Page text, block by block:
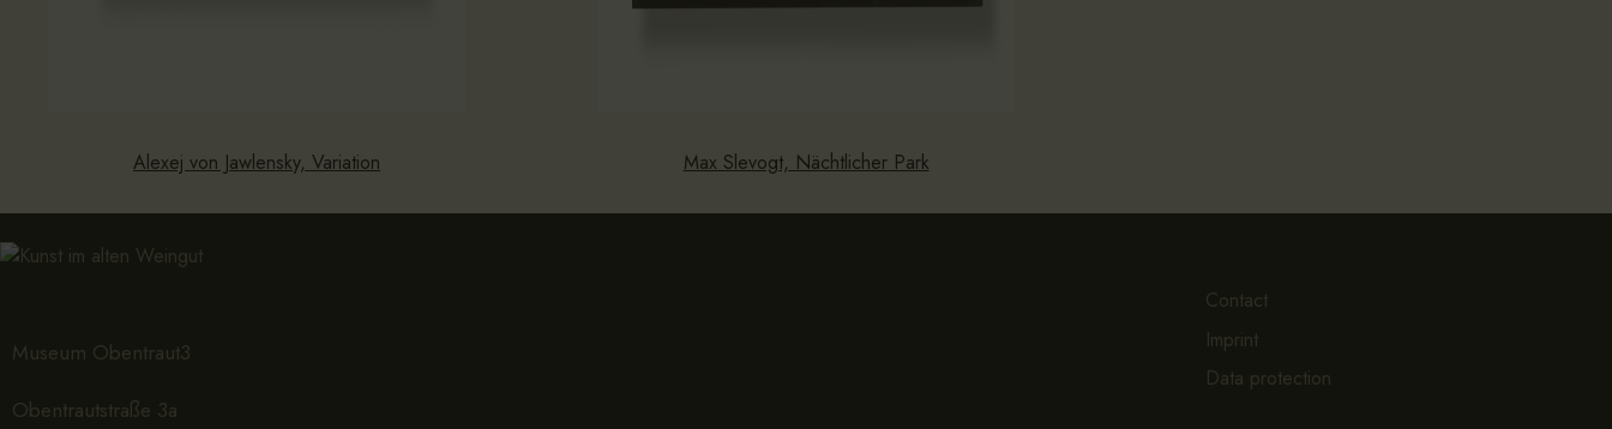
Alexej von Jawlensky, Variation Max Slevogt, Nächtlicher Park
Museum Obentraut3
Obentrautstraße 3a
Contact
Imprint
Data protection